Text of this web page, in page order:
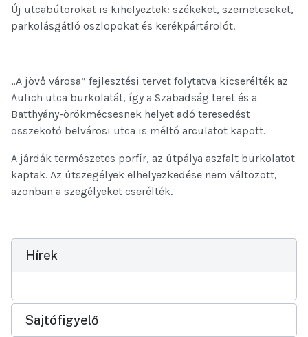
Új utcabútorokat is kihelyeztek: székeket, szemeteseket,
parkolásgátló oszlopokat és kerékpártárolót.
„A jövő városa” fejlesztési tervet folytatva kicserélték az
Aulich utca burkolatát, így a Szabadság teret és a
Batthyány-örökmécsesnek helyet adó teresedést
összekötő belvárosi utca is méltó arculatot kapott.
A járdák természetes porfír, az útpálya aszfalt burkolatot
kaptak. Az útszegélyek elhelyezkedése nem változott,
azonban a szegélyeket cserélték.
Hírek
Sajtófigyelő